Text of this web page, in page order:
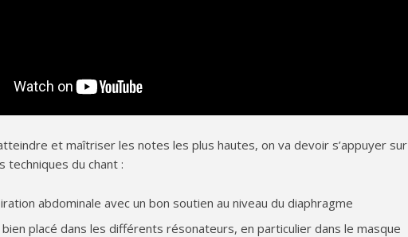
et maîtriser les notes les plus hautes, on va devoir s’appuyer sur
techniques du chant :
abdominale avec un bon soutien au niveau du diaphragme
bien placé dans les différents résonateurs, en particulier dans le masque